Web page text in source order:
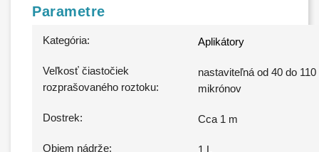
Parametre
Kategória: Aplikátory
Veľkosť čiastočiek
rozprašovaného roztoku:
nastaviteľná od 40 do 110
mikrónov
Dostrek: Cca 1 m
Objem nádrže: